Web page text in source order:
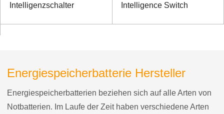
Intelligenzschalter
Intelligence Switch
Energiespeicherbatterie Hersteller
Energiespeicherbatterien beziehen sich auf alle Arten von
Notbatterien. Im Laufe der Zeit haben verschiedene Arten